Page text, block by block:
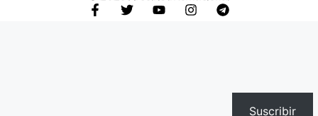
Suscribir